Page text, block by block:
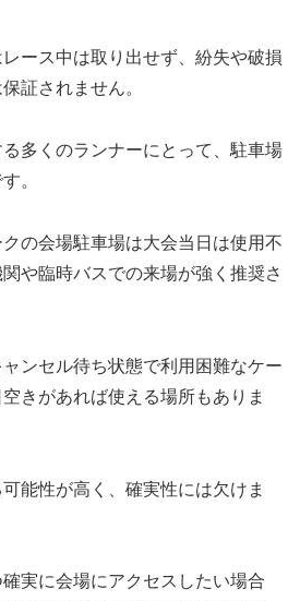
ース中は取り出せず、紛失や破損
証されません。
多くのランナーにとって、駐車場
。
の会場駐車場は大会当日は使用不
や臨時バスでの来場が強く推奨さ
ンセル待ち状態で利用困難なケー
きがあれば使える場所もありま
能性が高く、確実性には欠けま
実に会場にアクセスしたい場合